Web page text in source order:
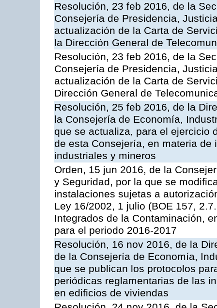
Resolución, 23 feb 2016, de la
Consejería de Presidencia,
actualización de la Carta de
la Dirección General de
Resolución, 23 feb 2016, de la
Consejería de Presidencia,
actualización de la Carta de
Dirección General de
Resolución, 25 feb 2016, de la
la Consejería de Economía,
que se actualiza, para el ejercicio
de esta Consejería, en materia
industriales y mineros
Orden, 15 jun 2016, de la
y Seguridad, por la que se
instalaciones sujetas a
Ley 16/2002, 1 julio (BOE 157,
Integrados de la Contaminación,
para el periodo 2016-2017
Resolución, 16 nov 2016, de la
de la Consejería de Economía,
que se publican los protocolos
periódicas reglamentarias de las
en edificios de viviendas